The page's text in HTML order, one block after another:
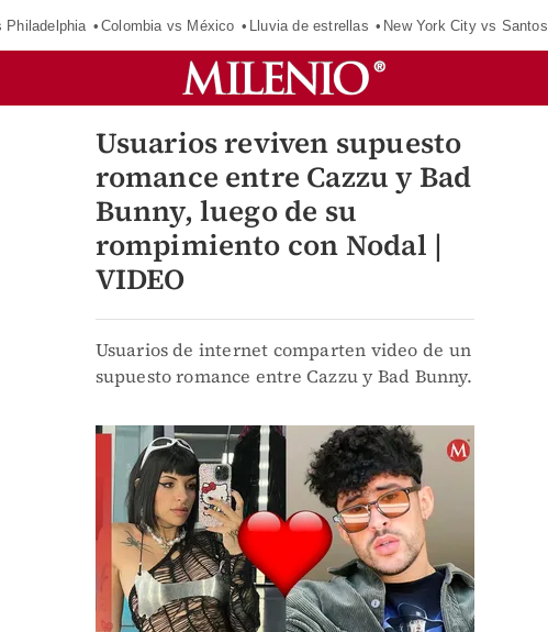
Philadelphia Colombia vs México Lluvia de estrellas New York City vs Santos
Usuarios reviven supuesto
romance entre Cazzu y Bad
Bunny, luego de su
rompimiento con Nodal |
VIDEO
Usuarios de internet comparten video de un
supuesto romance entre Cazzu y Bad Bunny.